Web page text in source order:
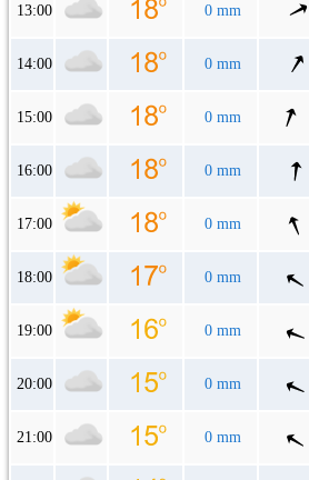
13:00 0 mm
14:00 0 mm
15:00 0 mm
16:00 0 mm
17:00 0 mm
18:00 0 mm
19:00 0 mm
20:00 0 mm
21:00 0 mm